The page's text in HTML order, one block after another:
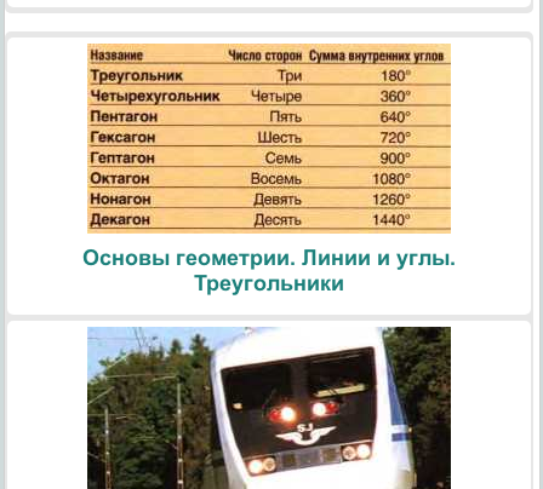
Основы геометрии. Линии и углы.
Треугольники